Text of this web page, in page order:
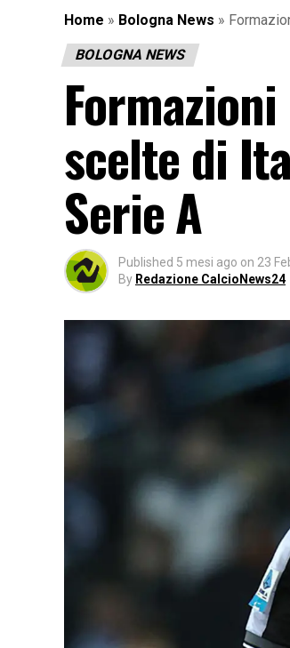
Home » Bologna News »
BOLOGNA NEWS
scelte di
Serie A
Published 5 mesi ago on 23
By Redazione CalcioNews24